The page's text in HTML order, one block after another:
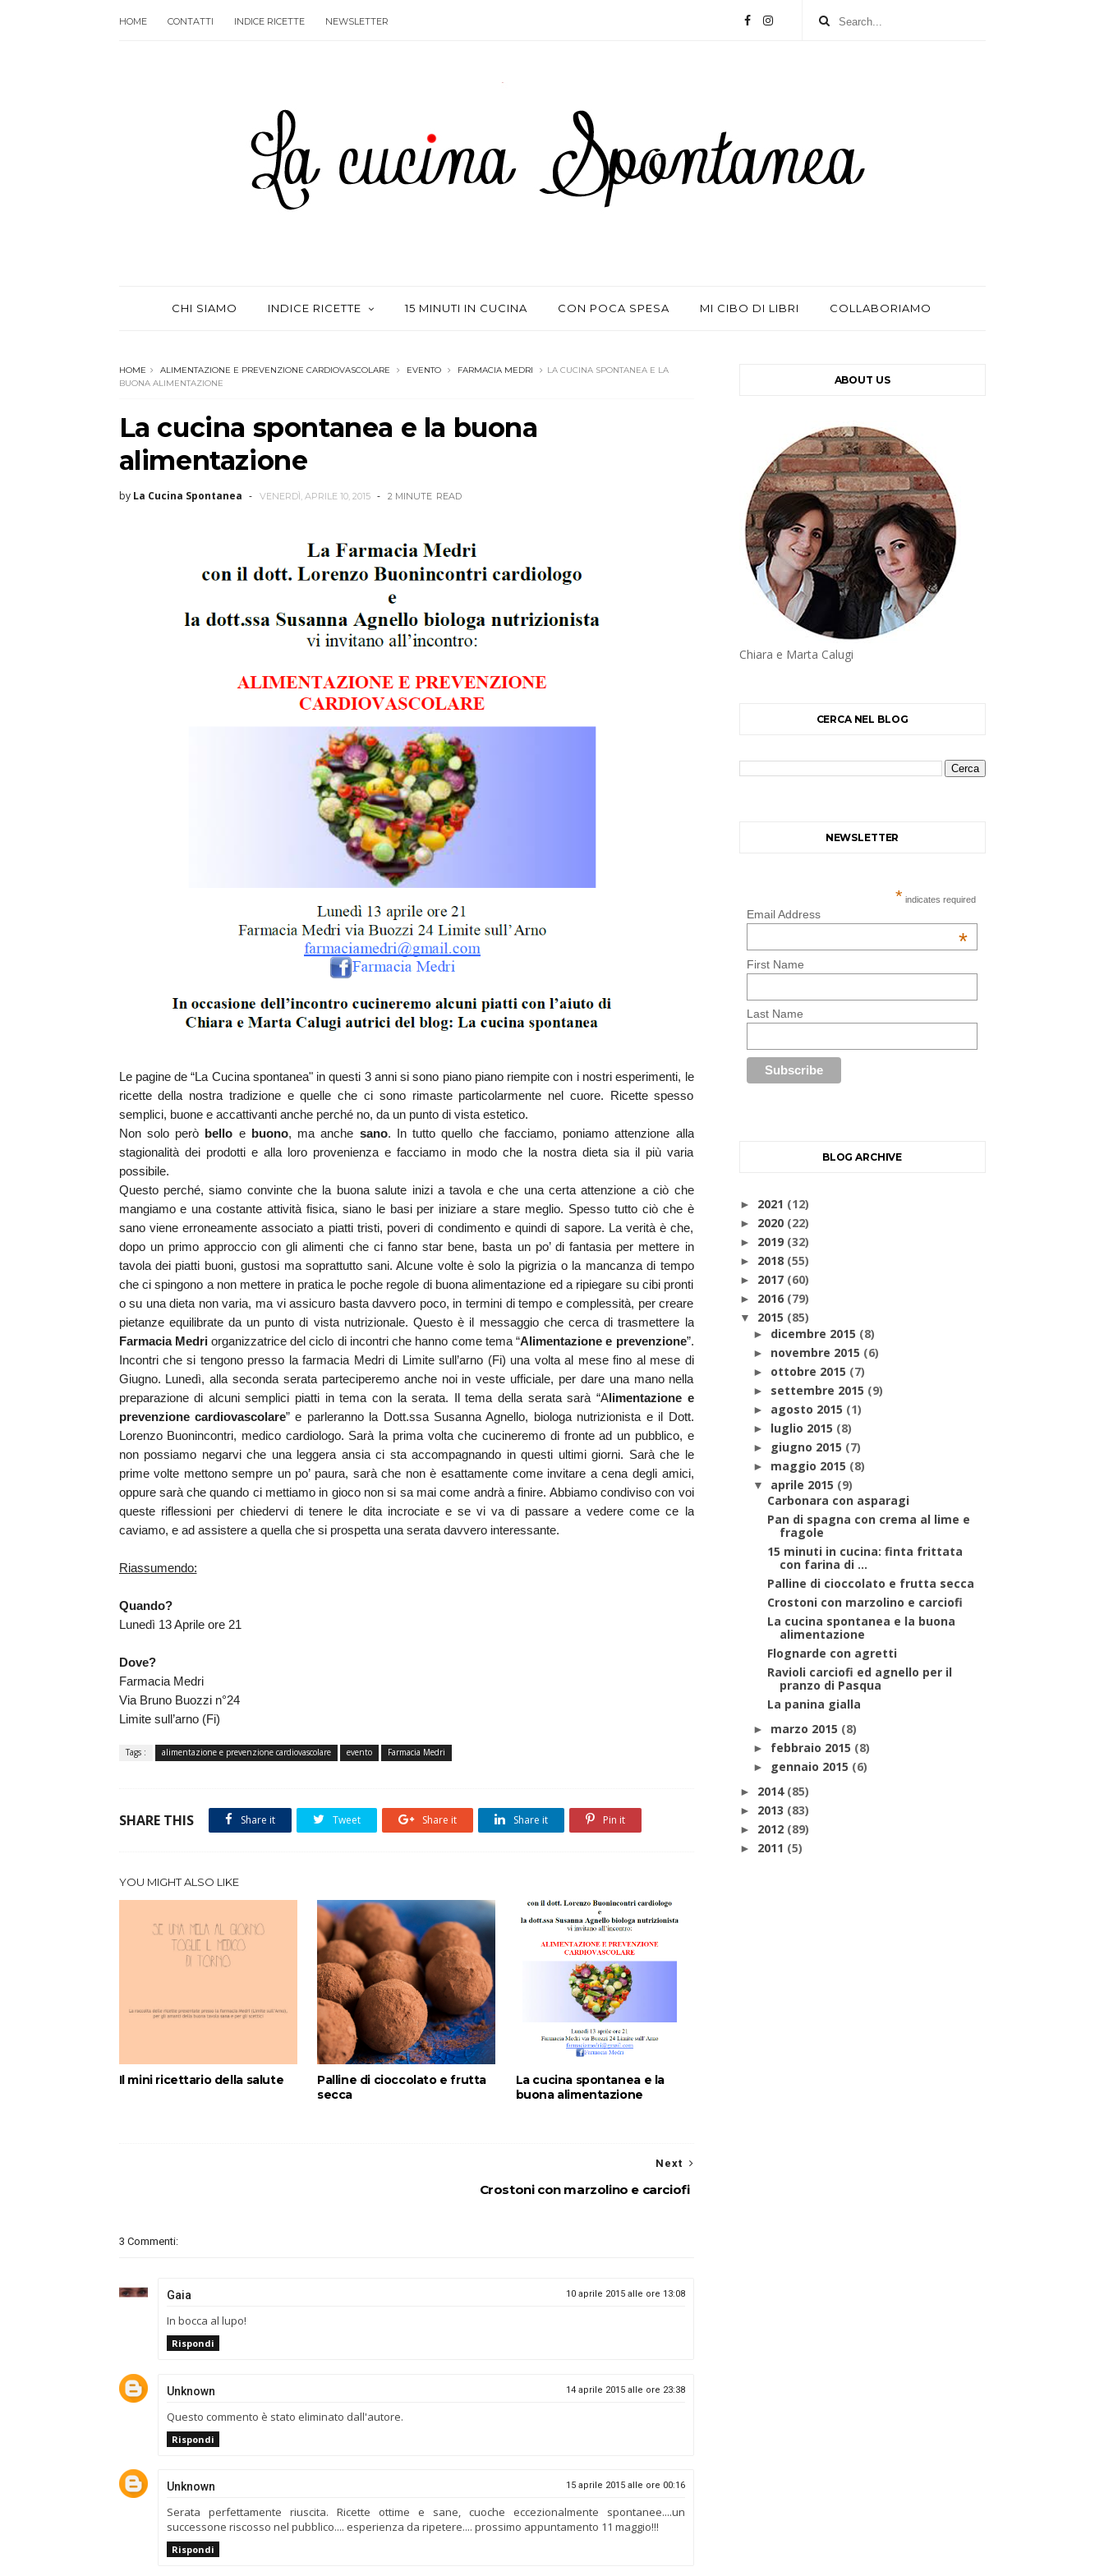
HOME CONTATTI INDICE RICETTE NEWSLETTER
CHI SIAMO INDICE RICETTE 15 MINUTI IN CUCINA CON POCA SPESA MI CIBO DI LIBRI COLLABORIAMO
HOME ALIMENTAZIONE E PREVENZIONE CARDIOVASCOLARE EVENTO FARMACIA MEDRI
LA CUCINA SPONTANEA E LA
BUONA ALIMENTAZIONE
La cucina spontanea e la buona
alimentazione
by La Cucina Spontanea VENERDÌ, APRILE 10, 2015 2 MINUTE READ
Le pagine de “La Cucina spontanea" in questi 3 anni si sono piano piano riempite con i nostri esperimenti, le
ricette della nostra tradizione e quelle che ci sono rimaste particolarmente nel cuore. Ricette spesso
semplici, buone e accattivanti anche perché no, da un punto di vista estetico.
Non solo però bello e buono, ma anche sano. In tutto quello che facciamo, poniamo attenzione alla
stagionalità dei prodotti e alla loro provenienza e facciamo in modo che la nostra dieta sia il più varia
possibile.
Questo perché, siamo convinte che la buona salute inizi a tavola e che una certa attenzione a ciò che
mangiamo e una costante attività fisica, siano le basi per iniziare a stare meglio. Spesso tutto ciò che è
sano viene erroneamente associato a piatti tristi, poveri di condimento e quindi di sapore. La verità è che,
dopo un primo approccio con gli alimenti che ci fanno star bene, basta un po’ di fantasia per mettere in
tavola dei piatti buoni, gustosi ma soprattutto sani. Alcune volte è solo la pigrizia o la mancanza di tempo
che ci spingono a non mettere in pratica le poche regole di buona alimentazione ed a ripiegare su cibi pronti
o su una dieta non varia, ma vi assicuro basta davvero poco, in termini di tempo e complessità, per creare
pietanze equilibrate da un punto di vista nutrizionale. Questo è il messaggio che cerca di trasmettere la
Farmacia Medri organizzatrice del ciclo di incontri che hanno come tema “Alimentazione e prevenzione”.
Incontri che si tengono presso la farmacia Medri di Limite sull’arno (Fi) una volta al mese fino al mese di
Giugno. Lunedì, alla seconda serata parteciperemo anche noi in veste ufficiale, per dare una mano nella
preparazione di alcuni semplici piatti in tema con la serata. Il tema della serata sarà “Alimentazione e
prevenzione cardiovascolare” e parleranno la Dott.ssa Susanna Agnello, biologa nutrizionista e il Dott.
Lorenzo Buonincontri, medico cardiologo. Sarà la prima volta che cucineremo di fronte ad un pubblico, e
non possiamo negarvi che una leggera ansia ci sta accompagnando in questi ultimi giorni. Sarà che le
prime volte mettono sempre un po’ paura, sarà che non è esattamente come invitare a cena degli amici,
oppure sarà che quando ci mettiamo in gioco non si sa mai come andrà a finire. Abbiamo condiviso con voi
queste riflessioni per chiedervi di tenere le dita incrociate e se vi va di passare a vedere come ce la
caviamo, e ad assistere a quella che si prospetta una serata davvero interessante.
Riassumendo:
Quando?
Lunedì 13 Aprile ore 21
Dove?
Farmacia Medri
Via Bruno Buozzi n°24
Limite sull’arno (Fi)
Tags : alimentazione e prevenzione cardiovascolare evento Farmacia Medri
SHARE THIS Share it Tweet Share it Share it Pin it
YOU MIGHT ALSO LIKE
Il mini ricettario della salute
Palline di cioccolato e frutta
secca
La cucina spontanea e la
buona alimentazione
Next
Crostoni con marzolino e carciofi
3 Commenti:
Gaia 10 aprile 2015 alle ore 13:08
In bocca al lupo!
Rispondi
Unknown 14 aprile 2015 alle ore 23:38
Questo commento è stato eliminato dall'autore.
Rispondi
Unknown 15 aprile 2015 alle ore 00:16
Serata perfettamente riuscita. Ricette ottime e sane, cuoche eccezionalmente spontanee....un
successone riscosso nel pubblico.... esperienza da ripetere.... prossimo appuntamento 11 maggio!!!
Rispondi
ABOUT US
Chiara e Marta Calugi
CERCA NEL BLOG
NEWSLETTER
* indicates required
Email Address
*
First Name
Last Name
BLOG ARCHIVE
► 2021 (12)
► 2020 (22)
► 2019 (32)
► 2018 (55)
► 2017 (60)
► 2016 (79)
▼ 2015 (85)
► dicembre 2015 (8)
► novembre 2015 (6)
► ottobre 2015 (7)
► settembre 2015 (9)
► agosto 2015 (1)
► luglio 2015 (8)
► giugno 2015 (7)
► maggio 2015 (8)
▼ aprile 2015 (9)
Carbonara con asparagi
Pan di spagna con crema al lime e
fragole
15 minuti in cucina: finta frittata
con farina di ...
Palline di cioccolato e frutta secca
Crostoni con marzolino e carciofi
La cucina spontanea e la buona
alimentazione
Flognarde con agretti
Ravioli carciofi ed agnello per il
pranzo di Pasqua
La panina gialla
► marzo 2015 (8)
► febbraio 2015 (8)
► gennaio 2015 (6)
► 2014 (85)
► 2013 (83)
► 2012 (89)
► 2011 (5)